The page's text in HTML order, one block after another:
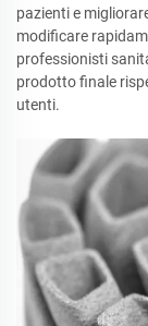
pazienti e
modificare
professionisti
prodotto finale
utenti.